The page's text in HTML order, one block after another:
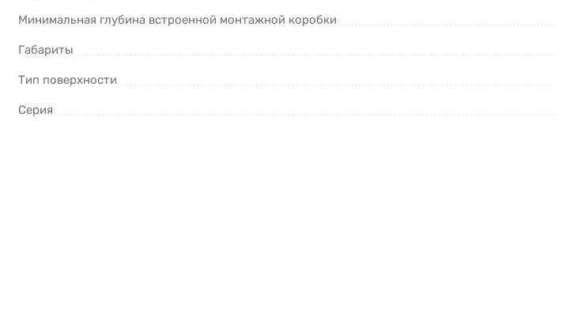
Минимальная глубина встроенной монтажной коробки
Габариты
Тип поверхности
Серия